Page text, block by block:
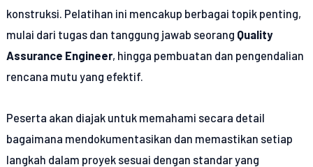
konstruksi. Pelatihan ini mencakup berbagai topik penting,
mulai dari tugas dan tanggung jawab seorang Quality
Assurance Engineer, hingga pembuatan dan pengendalian
rencana mutu yang efektif.
Peserta akan diajak untuk memahami secara detail
bagaimana mendokumentasikan dan memastikan setiap
langkah dalam proyek sesuai dengan standar yang